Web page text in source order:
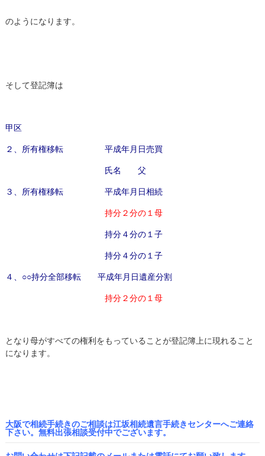
のようになります。
そして登記簿は
甲区
２、所有権移転 平成年月日売買
氏名 父
３、所有権移転 平成年月日相続
持分２分の１母
持分４分の１子
持分４分の１子
４、○○持分全部移転 平成年月日遺産分割
持分２分の１母
となり母がすべての権利をもっていることが登記簿上に現れること
になります。
大阪で相続手続きのご相談は江坂相続遺言手続きセンターへご連絡
下さい。無料出張相談受付中でございます。